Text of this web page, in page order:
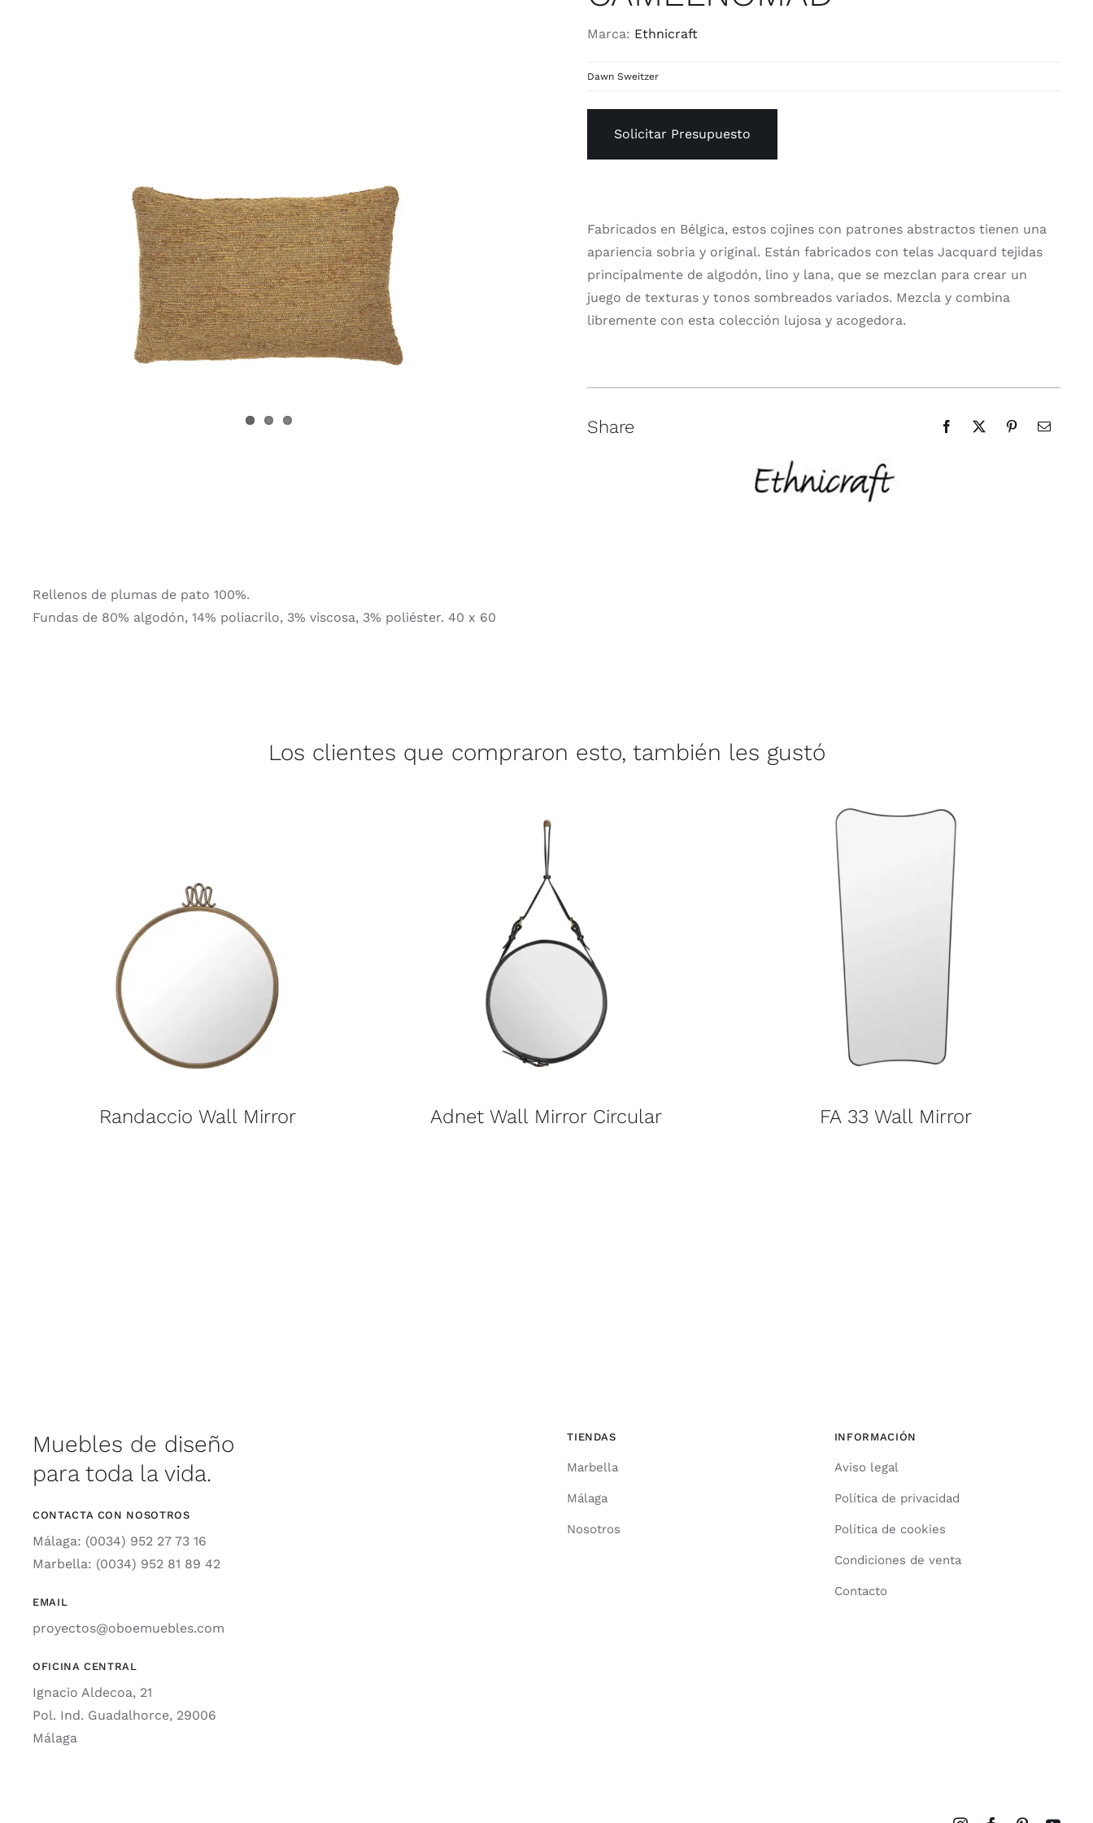
Marca: Ethnicraft
Dawn Sweitzer
Solicitar Presupuesto
Fabricados en Bélgica, estos cojines con patrones abstractos tienen una
apariencia sobria y original. Están fabricados con telas Jacquard tejidas
principalmente de algodón, lino y lana, que se mezclan para crear un
juego de texturas y tonos sombreados variados. Mezcla y combina
libremente con esta colección lujosa y acogedora.
Share
Rellenos de plumas de pato 100%.
Fundas de 80% algodón, 14% poliacrilo, 3% viscosa, 3% poliéster. 40 x 60
Los clientes que compraron esto, también les gustó
Randaccio Wall Mirror Adnet Wall Mirror Circular FA 33 Wall Mirror
Muebles de diseño
para toda la vida.
CONTACTA CON NOSOTROS
Málaga: (0034) 952 27 73 16
Marbella: (0034) 952 81 89 42
EMAIL
proyectos@oboemuebles.com
OFICINA CENTRAL
Ignacio Aldecoa, 21
Pol. Ind. Guadalhorce, 29006
Málaga
TIENDAS
Marbella
Málaga
Nosotros
INFORMACIÓN
Aviso legal
Política de privacidad
Política de cookies
Condiciones de venta
Contacto